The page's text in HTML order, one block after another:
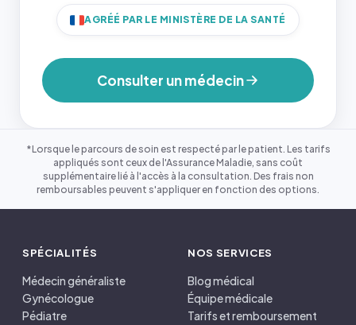
AGRÉÉ PAR LE MINISTÈRE DE LA SANTÉ
Consulter un médecin
*Lorsque le parcours de soin est respecté par le patient. Les tarifs
appliqués sont ceux de l'Assurance Maladie, sans coût
supplémentaire lié à l'accès à la consultation. Des frais non
remboursables peuvent s'appliquer en fonction des options.
SPÉCIALITÉS
Médecin généraliste
Gynécologue
Pédiatre
NOS SERVICES
Blog médical
Équipe médicale
Tarifs et remboursement